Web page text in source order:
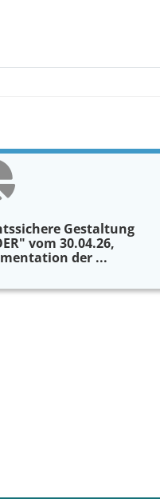
Gestaltung
vom 30.04.26,
der ...